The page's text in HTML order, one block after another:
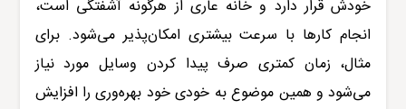
خودش قرار دارد و خانه عاری از هرگونه آشفتگی است،
انجام کارها با سرعت بیشتری امکان‌پذیر می‌شود. برای
مثال، زمان کمتری صرف پیدا کردن وسایل مورد نیاز
می‌شود و همین موضوع به خودی خود بهره‌وری را افزایش